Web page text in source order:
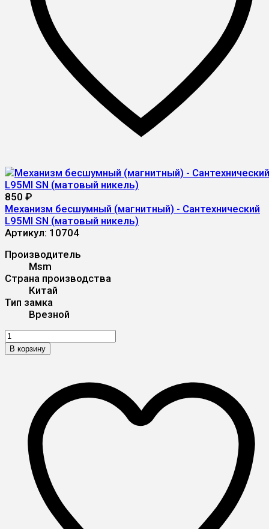
850 ₽
Механизм бесшумный (магнитный) - Сантехнический
L95MI SN (матовый никель)
Артикул: 10704
Производитель
Msm
Страна производства
Китай
Тип замка
Врезной
В корзину